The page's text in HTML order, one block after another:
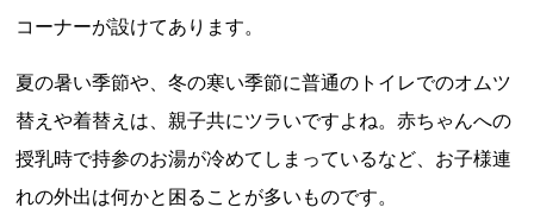
コーナーが設けてあります。
夏の暑い季節や、冬の寒い季節に普通のトイレでのオムツ
替えや着替えは、親子共にツラいですよね。赤ちゃんへの
授乳時で持参のお湯が冷めてしまっているなど、お子様連
れの外出は何かと困ることが多いものです。